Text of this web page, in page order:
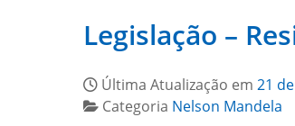
Legislação –
Última Atualização em 21
Categoria Nelson Mandela